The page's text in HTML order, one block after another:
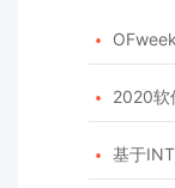

 2020软
 基于